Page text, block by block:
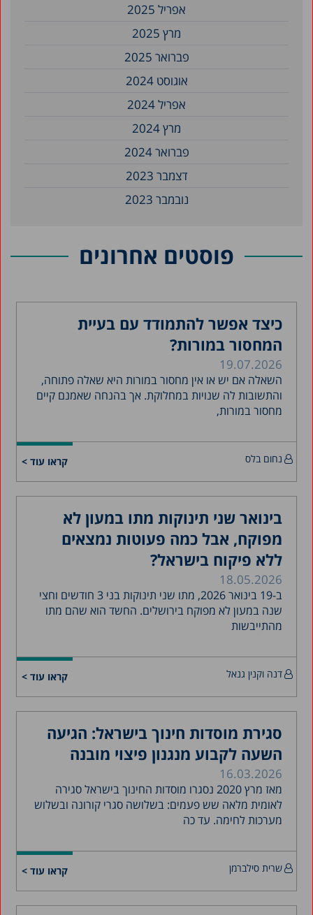
אפריל 2025
מרץ 2025
פברואר 2025
אוגוסט 2024
אפריל 2024
מרץ 2024
פברואר 2024
דצמבר 2023
נובמבר 2023
ספטמבר 2023
יוני 2023
אפריל 2023
פברואר 2023
מאי 2022
מאי 2021
ינואר 2021
ספטמבר 2020
נובמבר 2019
מרץ 2019
פברואר 2019
יולי 2018
פוסטים אחרונים
כיצד אפשר להתמודד עם בעיית
המחסור במורות?
19.07.2026
השאלה אם יש או אין מחסור במורות היא שאלה פתוחה,
והתשובות לה שנויות במחלוקת. אך בהנחה שאמנם קיים
מחסור במורות,
קראו עוד > נחום בלס
בינואר שני תינוקות מתו במעון לא
מפוקח, אבל כמה פעוטות נמצאים
ללא פיקוח בישראל?
18.05.2026
ב-19 בינואר 2026, מתו שני תינוקות בני 3 חודשים וחצי
שנה במעון לא מפוקח בירושלים. החשד הוא שהם מתו
מהתייבשות
קראו עוד > דנה וקנין גנאל
סגירת מוסדות חינוך בישראל: הגיעה
השעה לקבוע מנגנון פיצוי מובנה
16.03.2026
מאז מרץ 2020 נסגרו מוסדות החינוך בישראל סגירה
לאומית מלאה שש פעמים: בשלושה סגרי קורונה ובשלוש
מערכות לחימה. עד כה
קראו עוד > שרית סילברמן